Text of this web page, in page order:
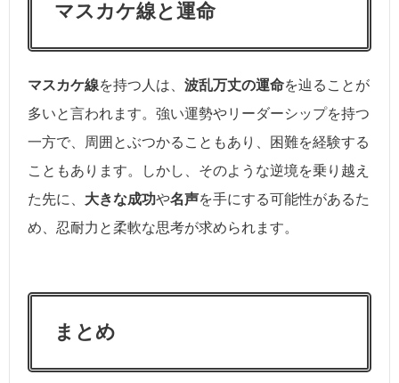
マスカケ線と運命
マスカケ線を持つ人は、 波乱万丈の運命を辿ることが
多いと言われます。強い運勢やリーダーシップを持つ
一方で、周囲とぶつかることもあり、困難を経験する
こともあります。しかし、そのような逆境を乗り越え
た先に、 大きな成功や名声を手にする可能性があるた
め、忍耐力と柔軟な思考が求められます。
まとめ